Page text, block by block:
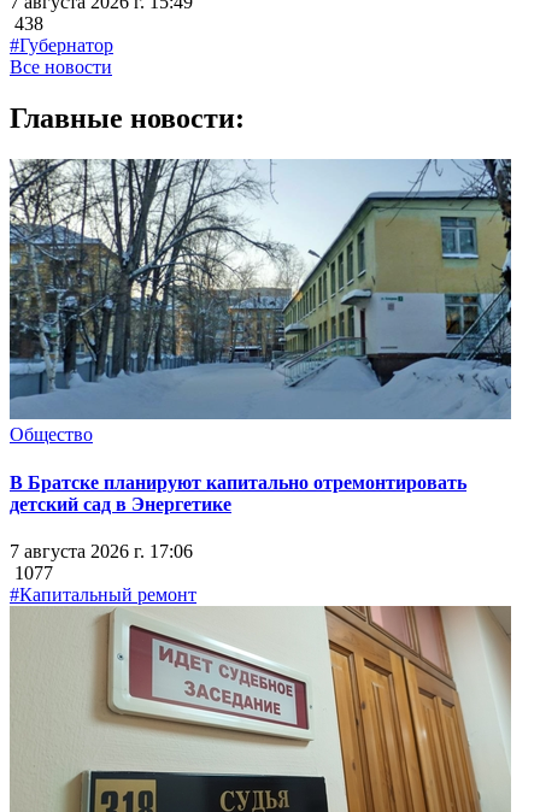
438
#Губернатор
Все новости
Главные новости:
Общество
В Братске планируют капитально отремонтировать
детский сад в Энергетике
7 августа 2026 г. 17:06
1077
#Капитальный ремонт